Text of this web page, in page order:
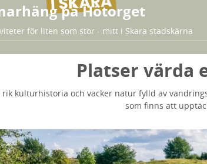
på Hötorget
för liten som stor - mitt i Skara stadskärna
Platser värda
rik kulturhistoria och vacker natur fylld av
som finns att